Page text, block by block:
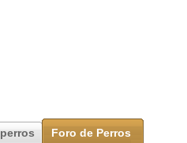
Foro de Perros